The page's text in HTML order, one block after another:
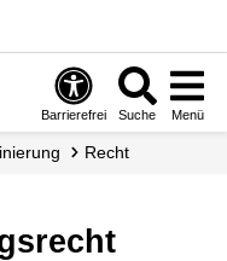
Barrierefrei Suche Menü
Recht